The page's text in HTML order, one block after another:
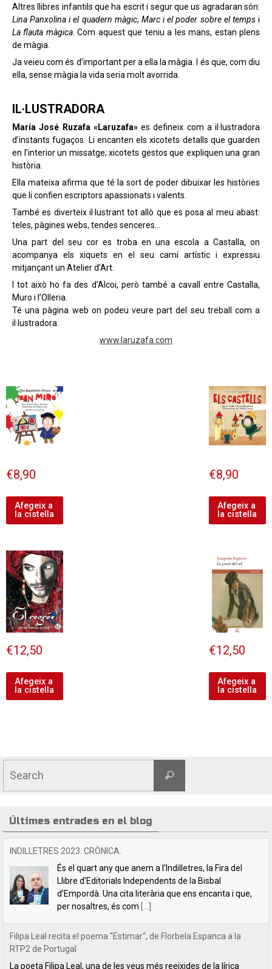
Altres llibres infantils que ha escrit i segur que us agradaran són:
Lina Panxolina i el quadern màgic, Marc i el poder sobre el tempsi
La flauta màgica. Com aquest que teniu a les mans, estan plens
de màgia.
Ja veieu com és d’important per a ella la màgia. I és que, com diu
ella, sense màgia la vida seria molt avorrida.
IL·LUSTRADORA
María José Ruzafa «Laruzafa»es defineix com a il·lustradora
d’instants fugaços. Li encanten els xicotets detalls que guarden
en l’interior un missatge; xicotets gestos que expliquen una gran
història.
Ella mateixa afirma que té la sort de poder dibuixar les històries
que li confien escriptors apassionats i valents.
També es diverteix il·lustrant tot allò que es posa al meu abast:
teles, pàgines webs, tendes senceres…
Una part del seu cor es troba en una escola a Castalla, on
acompanya els xiquets en el seu camí artístic i expressiu
mitjançant un Atelier d’Art.
I tot això ho fa des d’Alcoi, però també a cavall entre Castalla,
Muro i l’Olleria.
Té una pàgina web on podeu veure part del seu treball com a
il·lustradora:
www.laruzafa.com
€8,90
Afegeix a
la cistella
€8,90
Afegeix a
la cistella
€12,50
Afegeix a
la cistella
€12,50
Afegeix a
la cistella
Últimes entrades en el blog
Filipa Leal recita el poema "Estimar", de Florbela Espanca a la
RTP2 de Portugal
La poeta Filipa Leal, una de les veus més reeixides de la lírica
lusitana actual, va tindre l’amabilitat de llegir el poema “Estimar”
de Florbela Espanca al programa de literatura
Florbela Espanca, la diva de les lletres portugueses
L’editorial Lletra Impresa acaba de publicar en català
la primera obra íntegra de poesia de Florbela